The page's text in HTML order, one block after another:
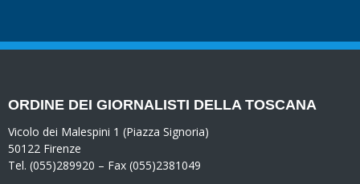
ORDINE DEI GIORNALISTI DELLA TOSCANA
Vicolo dei Malespini 1 (Piazza Signoria)
50122 Firenze
Tel. (055)289920 – Fax (055)2381049